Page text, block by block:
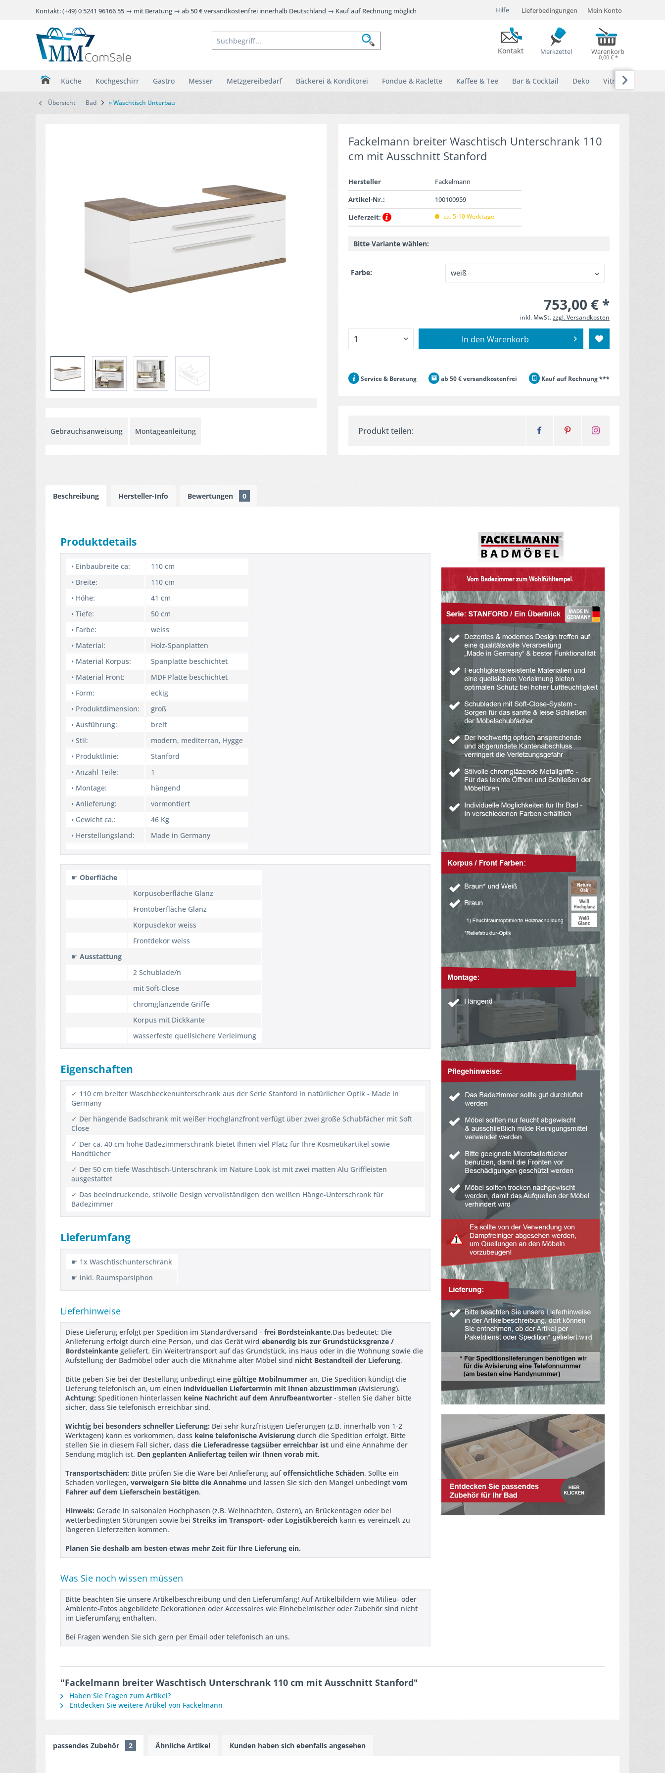
Hilfe Lieferbedingungen
Kontakt: (+49) 0 5241 96166 55 → mit Beratung → ab 50 € versandkostenfrei innerhalb Deutschland → Kauf auf Rechnung möglich
Kontakt Merkzettel
Mein Konto
Warenkorb
0,00 € *
Küche Kochgeschirr Gastro Messer Metzgereibedarf Bäckerei & Konditorei Fondue & Raclette Kaffee & Tee Bar & Cocktail Deko Vitrinen

Übersicht Bad » Waschtisch Unterbau
Gebrauchsanweisung Montageanleitung
Fackelmann breiter Waschtisch Unterschrank 110
cm mit Ausschnitt Stanford
Hersteller
Fackelmann
Artikel-Nr.:
100100959
Lieferzeit:
ca. 5-10 Werktage
Bitte Variante wählen:
Farbe:
753,00 € *
inkl. MwSt.zzgl. Versandkosten
In den Warenkorb
Service & Beratung ab 50 € versandkostenfrei Kauf auf Rechnung ***
Produkt teilen:
Beschreibung Hersteller-Info Bewertungen 0
Produktdetails
• Einbaubreite ca:
110 cm
• Breite:
110 cm
• Höhe:
41 cm
• Tiefe:
50 cm
• Farbe:
weiss
• Material:
Holz-Spanplatten
• Material Korpus:
Spanplatte beschichtet
• Material Front:
MDF Platte beschichtet
• Form:
eckig
• Produktdimension:
groß
• Ausführung:
breit
• Stil:
modern, mediterran, Hygge
• Produktlinie:
Stanford
• Anzahl Teile:
1
• Montage:
hängend
• Anlieferung:
vormontiert
• Gewicht ca.:
46 Kg
• Herstellungsland:
Made in Germany
☛ Oberfläche
Korpusoberfläche Glanz
Frontoberfläche Glanz
Korpusdekor weiss
Frontdekor weiss
☛ Ausstattung
2 Schublade/n
mit Soft-Close
chromglänzende Griffe
Korpus mit Dickkante
wasserfeste quellsichere Verleimung
Eigenschaften
✓ 110 cm breiter Waschbeckenunterschrank aus der Serie Stanford in natürlicher Optik - Made in
Germany
✓ Der hängende Badschrank mit weißer Hochglanzfront verfügt über zwei große Schubfächer mit Soft
Close
✓ Der ca. 40 cm hohe Badezimmerschrank bietet Ihnen viel Platz für Ihre Kosmetikartikel sowie
Handtücher
✓ Der 50 cm tiefe Waschtisch-Unterschrank im Nature Look ist mit zwei matten Alu Griffleisten
ausgestattet
✓ Das beeindruckende, stilvolle Design vervollständigen den weißen Hänge-Unterschrank für
Badezimmer
Lieferumfang
☛ 1x Waschtischunterschrank
☛ inkl. Raumsparsiphon
Lieferhinweise
Diese Lieferung erfolgt per Spedition im Standardversand - frei Bordsteinkante.Das bedeutet: Die
Anlieferung erfolgt durch eine Person, und das Gerät wird ebenerdig bis zur Grundstücksgrenze /
Bordsteinkante geliefert. Ein Weitertransport auf das Grundstück, ins Haus oder in die Wohnung sowie die
Aufstellung der Badmöbel oder auch die Mitnahme alter Möbel sind nicht Bestandteil der Lieferung.
Bitte geben Sie bei der Bestellung unbedingt eine gültige Mobilnummer an. Die Spedition kündigt die
Lieferung telefonisch an, um einen individuellen Liefertermin mit Ihnen abzustimmen (Avisierung).
Achtung: Speditionen hinterlassen keine Nachricht auf dem Anrufbeantworter - stellen Sie daher bitte
sicher, dass Sie telefonisch erreichbar sind.
Wichtig bei besonders schneller Lieferung: Bei sehr kurzfristigen Lieferungen (z.B. innerhalb von 1-2
Werktagen) kann es vorkommen, dass keine telefonische Avisierung durch die Spedition erfolgt. Bitte
stellen Sie in diesem Fall sicher, dass die Lieferadresse tagsüber erreichbar ist und eine Annahme der
Sendung möglich ist. Den geplanten Anliefertag teilen wir Ihnen vorab mit.
Transportschäden: Bitte prüfen Sie die Ware bei Anlieferung aufoffensichtliche Schäden. Sollte ein
Schaden vorliegen, verweigern Sie bitte die Annahme und lassen Sie sich den Mangel unbedingt vom
Fahrer auf dem Lieferschein bestätigen.
Hinweis: Gerade in saisonalen Hochphasen (z.B. Weihnachten, Ostern), an Brückentagen oder bei
wetterbedingten Störungen sowie bei Streiks im Transport- oder Logistikbereich kann es vereinzelt zu
längeren Lieferzeiten kommen.
Planen Sie deshalb am besten etwas mehr Zeit für Ihre Lieferung ein.
Was Sie noch wissen müssen
Bitte beachten Sie unsere Artikelbeschreibung und den Lieferumfang! Auf Artikelbildern wie Milieu- oder
Ambiente-Fotos abgebildete Dekorationen oder Accessoires wie Einhebelmischer oder Zubehör sind nicht
im Lieferumfang enthalten.
Bei Fragen wenden Sie sich gern per Email oder telefonisch an uns.
"Fackelmann breiter Waschtisch Unterschrank 110 cm mit Ausschnitt Stanford"
Haben Sie Fragen zum Artikel?
Entdecken Sie weitere Artikel von Fackelmann
passendes Zubehör 2 Ähnliche Artikel Kunden haben sich ebenfalls angesehen